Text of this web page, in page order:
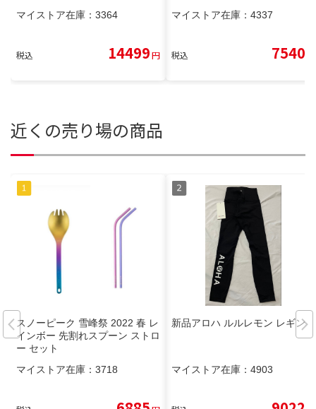
マイストア在庫： 3364
税込 14499円
マイストア在庫： 4337
税込 7540
近くの売り場の商品
スノーピーク 雪峰祭 2022 春 レ
インボー 先割れスプーン ストロ
ー セット
マイストア在庫： 3718
新品アロハ ルルレモン レギンス
マイストア在庫： 4903